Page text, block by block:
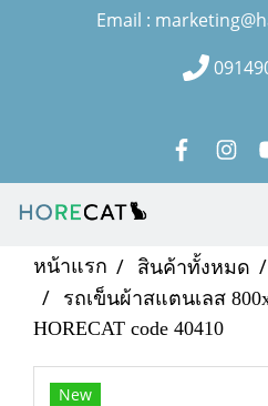
Email :
หน้าแรก สินค้าทั้งหมด
รถเข็นผ้าสแตนเลส
HORECAT code 40410
New